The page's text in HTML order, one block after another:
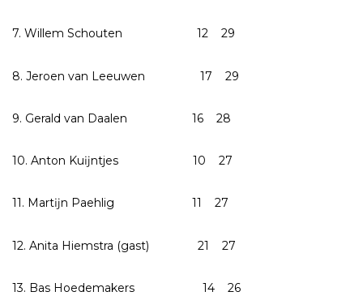
7. Willem Schouten 12 29
8. Jeroen van Leeuwen 17 29
9. Gerald van Daalen 16 28
10. Anton Kuĳntjes 10 27
11. Martĳn Paehlig 11 27
12. Anita Hiemstra (gast) 21 27
13. Bas Hoedemakers 14 26